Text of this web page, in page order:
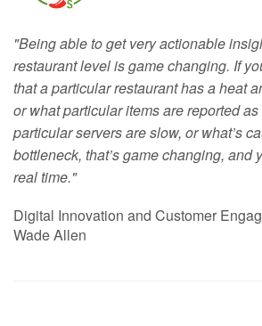
"Being able to get very actionable
restaurant level is game changing. If
that a particular restaurant has a heat
or what particular items are reported
particular servers are slow, or what’s
bottleneck, that’s game changing, and
real time."
Digital Innovation and Customer
Wade Allen